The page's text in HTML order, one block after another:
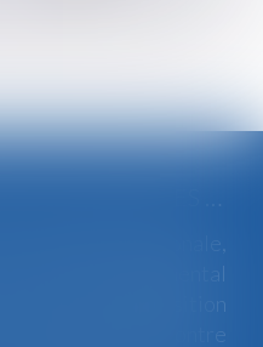
nationale,
et environnemental
avis sur la proposition
intégrale contre